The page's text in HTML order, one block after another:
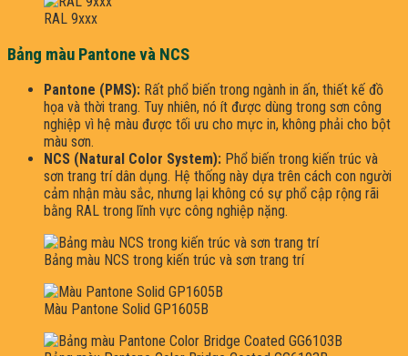
RAL 9xxx
Bảng màu Pantone và NCS
Pantone (PMS): Rất phổ biến trong ngành in ấn, thiết kế đồ
họa và thời trang. Tuy nhiên, nó ít được dùng trong sơn công
nghiệp vì hệ màu được tối ưu cho mực in, không phải cho bột
màu sơn.
NCS (Natural Color System): Phổ biến trong kiến trúc và
sơn trang trí dân dụng. Hệ thống này dựa trên cách con người
cảm nhận màu sắc, nhưng lại không có sự phổ cập rộng rãi
bằng RAL trong lĩnh vực công nghiệp nặng.
Bảng màu NCS trong kiến trúc và sơn trang trí
Màu Pantone Solid GP1605B